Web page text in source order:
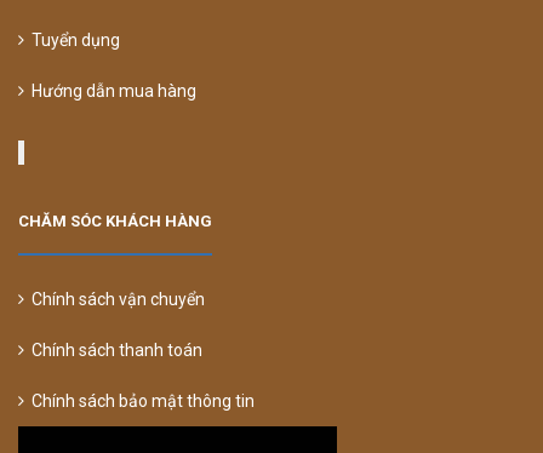
Tuyển dụng
Hướng dẫn mua hàng
CHĂM SÓC KHÁCH HÀNG
Chính sách vận chuyển
Chính sách thanh toán
Chính sách bảo mật thông tin